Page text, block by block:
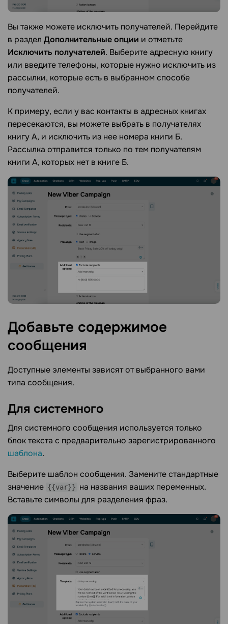
Вы также можете исключить получателей. Перейдите
в раздел Дополнительные опции и отметьте
Исключить получателей. Выберите адресную книгу
или введите телефоны, которые нужно исключить из
рассылки, которые есть в выбранном способе
получателей.
К примеру, если у вас контакты в адресных книгах
пересекаются, вы можете выбрать в получателях
книгу А, и исключить из нее номера книги Б.
Рассылка отправится только по тем получателям
книги А, которых нет в книге Б.
Добавьте содержимое
сообщения
Доступные элементы зависят от выбранного вами
типа сообщения.
Для системного
Для системного сообщения используется только
блок текста с предварительно зарегистрированного
шаблона.
Выберите шаблон сообщения. Замените стандартные
значение {{var}} на названия ваших переменных.
Вставьте символы для разделения фраз.